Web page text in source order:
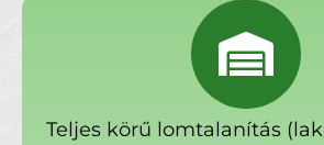
Teljes körű lomtalanítás